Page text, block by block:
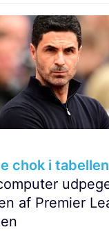
chok i
af Premier